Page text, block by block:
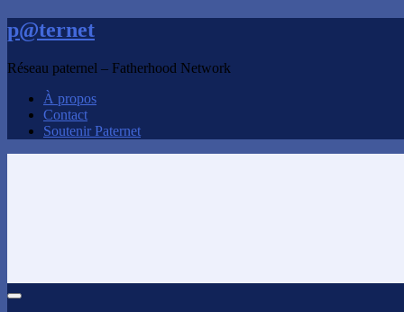
p@ternet
Réseau paternel – Fatherhood Network
À propos
Contact
Soutenir Paternet